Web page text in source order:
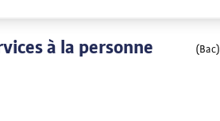
à la personne
(Bac)